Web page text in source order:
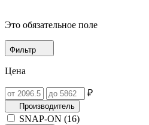
Это обязательное поле
Фильтр
Цена
₽
Производитель
SNAP-ON (16)